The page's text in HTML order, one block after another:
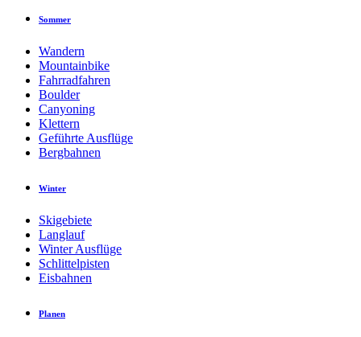
Sommer
Wandern
Mountainbike
Fahrradfahren
Boulder
Canyoning
Klettern
Geführte Ausflüge
Bergbahnen
Winter
Skigebiete
Langlauf
Winter Ausflüge
Schlittelpisten
Eisbahnen
Planen